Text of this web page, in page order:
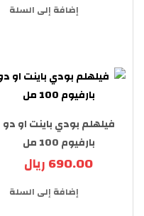
إضافة إلى السلة
فيلهلم بودي باينت او دو
بارفيوم 100 مل
690.00 ريال
إضافة إلى السلة